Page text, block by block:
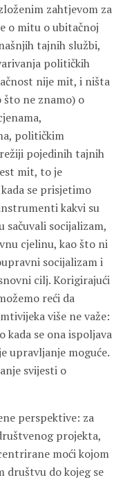
zahtjevom za
o mitu o ubitačnoj
tajnih službi,
političkih
nije mit, i ništa
što ne znamo) o
političkim
pojedinih tajnih
mit, to je
se prisjetimo
kakvi su
sačuvali socijalizam,
cjelinu, kao što ni
socijalizam i
cilj. Korigirajući
reći da
više ne važe:
kada se ona ispoljava
upravljanje moguće.
svijesti o
perspektive: za
projekta,
moći kojom
društvu do kojeg se